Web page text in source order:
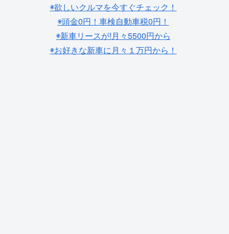
◉欲しいクルマを今すぐチェック！
◉頭金0円！車検自動車税0円！
◉新車リースが!月々5500円から
◉お好きな新車に月々１万円から！